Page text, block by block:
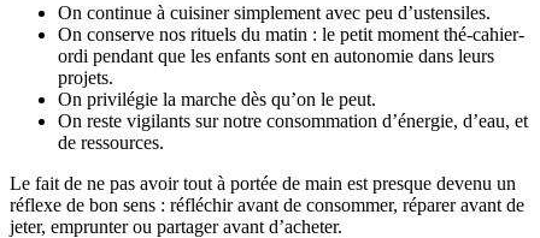
On continue à cuisiner simplement avec peu d’ustensiles.
On conserve nos rituels du matin : le petit moment thé-cahier-
ordi pendant que les enfants sont en autonomie dans leurs
projets.
On privilégie la marche dès qu’on le peut.
On reste vigilants sur notre consommation d’énergie, d’eau, et
de ressources.
Le fait de ne pas avoir tout à portée de main est presque devenu un
réflexe de bon sens : réfléchir avant de consommer, réparer avant de
jeter, emprunter ou partager avant d’acheter.